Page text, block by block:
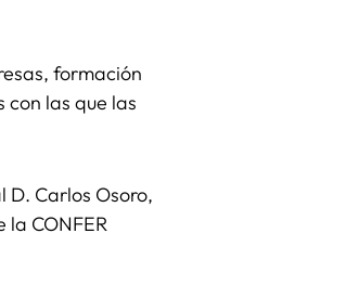
formación
las que las
Carlos Osoro,
CONFER